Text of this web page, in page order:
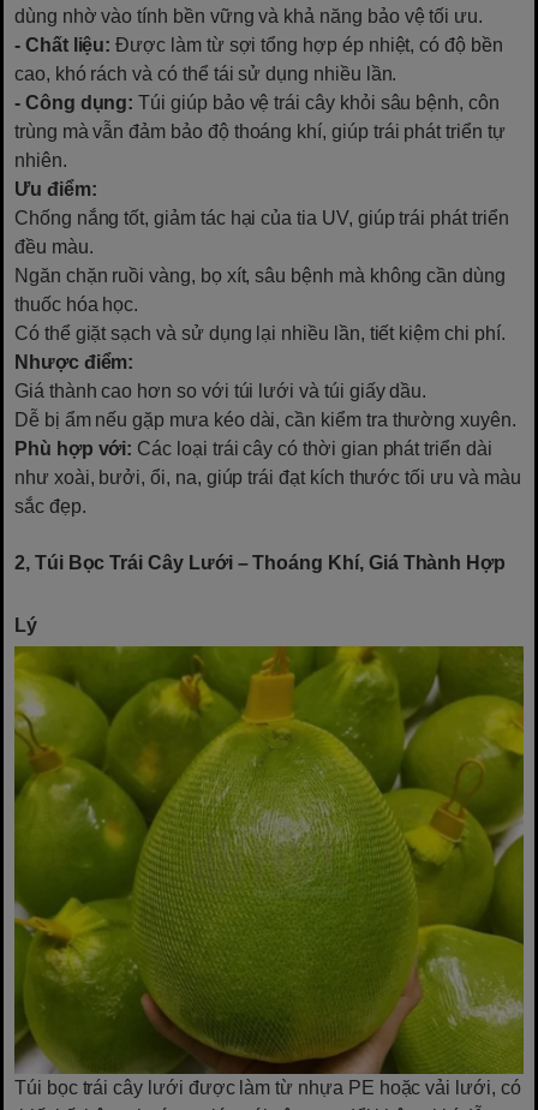
dùng nhờ vào tính bền vững và khả năng bảo vệ tối ưu.
- Chất liệu: Được làm từ sợi tổng hợp ép nhiệt, có độ bền
cao, khó rách và có thể tái sử dụng nhiều lần.
- Công dụng: Túi giúp bảo vệ trái cây khỏi sâu bệnh, côn
trùng mà vẫn đảm bảo độ thoáng khí, giúp trái phát triển tự
nhiên.
Ưu điểm:
Chống nắng tốt, giảm tác hại của tia UV, giúp trái phát triển
đều màu.
Ngăn chặn ruồi vàng, bọ xít, sâu bệnh mà không cần dùng
thuốc hóa học.
Có thể giặt sạch và sử dụng lại nhiều lần, tiết kiệm chi phí.
Nhược điểm:
Giá thành cao hơn so với túi lưới và túi giấy dầu.
Dễ bị ẩm nếu gặp mưa kéo dài, cần kiểm tra thường xuyên.
Phù hợp với: Các loại trái cây có thời gian phát triển dài
như xoài, bưởi, ổi, na, giúp trái đạt kích thước tối ưu và màu
sắc đẹp.
2, Túi Bọc Trái Cây Lưới – Thoáng Khí, Giá Thành Hợp
Lý
Túi bọc trái cây lưới được làm từ nhựa PE hoặc vải lưới, có